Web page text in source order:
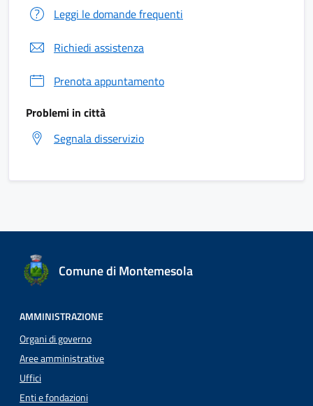
Leggi le domande frequenti
Richiedi assistenza
Prenota appuntamento
Problemi in città
Segnala disservizio
Comune di Montemesola
AMMINISTRAZIONE
Organi di governo
Aree amministrative
Uffici
Enti e fondazioni